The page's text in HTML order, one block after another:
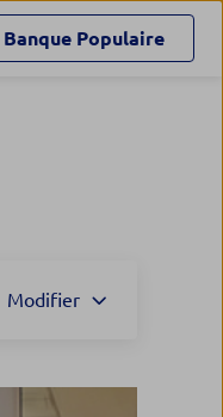
Banque Populaire
Modifier